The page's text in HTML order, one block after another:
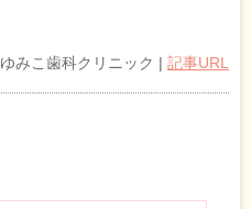
ゆみこ歯科クリニック | 記事URL